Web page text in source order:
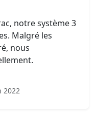
notre système 3
Malgré les
nous
2022